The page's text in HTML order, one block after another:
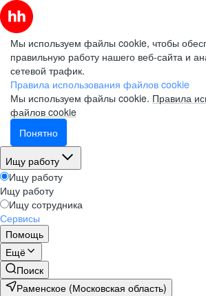
Мы используем файлы cookie, чтобы
правильную работу нашего веб-сайта и
сетевой трафик.
Правила использования файлов cookie
Мы используем файлы cookie. Правила
файлов cookie
Понятно
Ищу работу
Ищу работу
Ищу работу
Ищу сотрудника
Сервисы
Помощь
Ещё
Поиск
Раменское (Московская область)